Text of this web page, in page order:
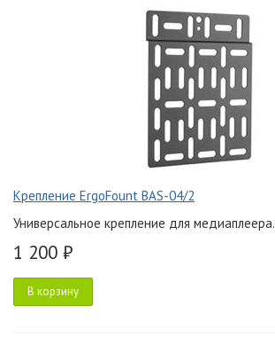
Крепление ErgoFount BAS-04/2
Универсальное крепление для медиаплеера.
1 200 ₽
В корзину